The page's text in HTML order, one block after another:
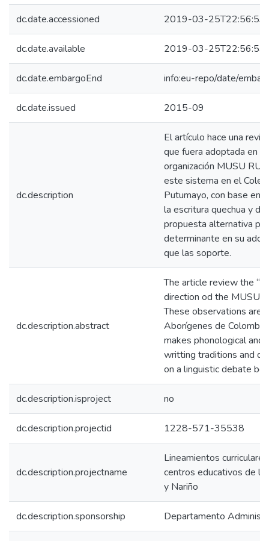
dc.date.accessioned 2019-03-
dc.date.available 2019-03-
dc.date.embargoEnd info:eu-repo/date/
dc.date.issued 2015-09
dc.description
El artículo hace una
que fuera adoptada en
organización MUSU
este sistema en el
Putumayo, con base en
la escritura quechua y
propuesta alternativa
determinante en su
que las soporte.
dc.description.abstract
The article review the
direction od the MUSU
These observations are
Aborígenes de
makes phonological and
writting traditions and
on a linguistic debate
dc.description.isproject no
dc.description.projectid 1228-571-35538
dc.description.projectname
Lineamientos
centros educativos de
y Nariño
dc.description.sponsorship Departamento